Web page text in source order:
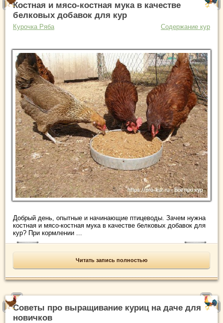
Костная и мясо-костная мука в качестве
белковых добавок для кур
Курочка Ряба Содержание кур
Добрый день, опытные и начинающие птицеводы. Зачем нужна
костная и мясо-костная мука в качестве белковых добавок для
кур? При кормлении ...
Читать запись полностью
Советы про выращивание куриц на даче для
новичков